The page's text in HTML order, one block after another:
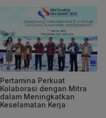
Pertamina Perkuat
Kolaborasi dengan Mitra
dalam Meningkatkan
Keselamatan Kerja